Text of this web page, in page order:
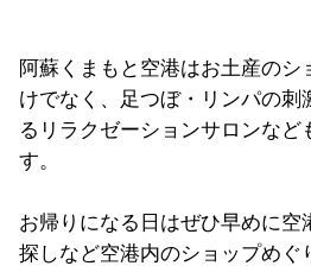
阿蘇くまもと空港はお土産のシ
けでなく、足つぼ・リンパの刺
るリラクゼーションサロンなど
す。
お帰りになる日はぜひ早めに空
探しなど空港内のショップめぐ